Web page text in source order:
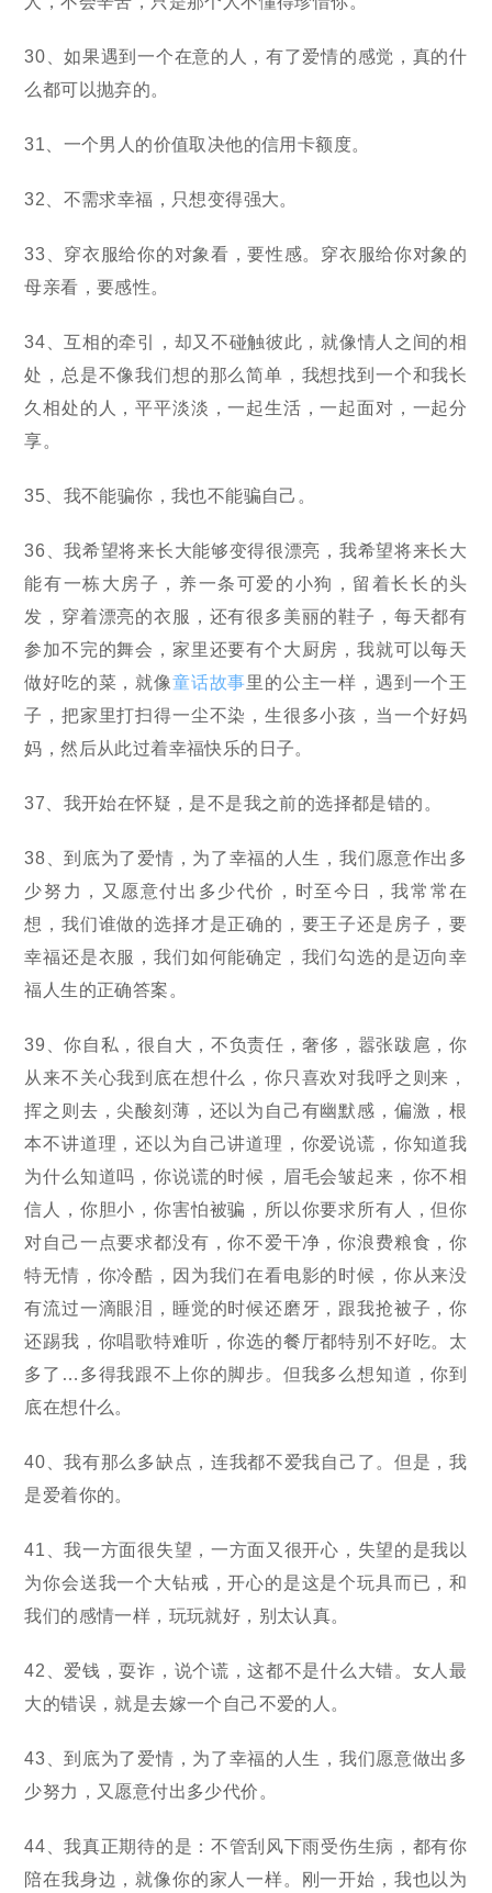
30、如果遇到一个在意的人，有了爱情的感觉，真的什
么都可以抛弃的。
31、一个男人的价值取决他的信用卡额度。
32、不需求幸福，只想变得强大。
33、穿衣服给你的对象看，要性感。穿衣服给你对象的
母亲看，要感性。
34、互相的牵引，却又不碰触彼此，就像情人之间的相
处，总是不像我们想的那么简单，我想找到一个和我长
久相处的人，平平淡淡，一起生活，一起面对，一起分
享。
35、我不能骗你，我也不能骗自己。
36、我希望将来长大能够变得很漂亮，我希望将来长大
能有一栋大房子，养一条可爱的小狗，留着长长的头
发，穿着漂亮的衣服，还有很多美丽的鞋子，每天都有
参加不完的舞会，家里还要有个大厨房，我就可以每天
做好吃的菜，就像童话故事里的公主一样，遇到一个王
子，把家里打扫得一尘不染，生很多小孩，当一个好妈
妈，然后从此过着幸福快乐的日子。
37、我开始在怀疑，是不是我之前的选择都是错的。
38、到底为了爱情，为了幸福的人生，我们愿意作出多
少努力，又愿意付出多少代价，时至今日，我常常在
想，我们谁做的选择才是正确的，要王子还是房子，要
幸福还是衣服，我们如何能确定，我们勾选的是迈向幸
福人生的正确答案。
39、你自私，很自大，不负责任，奢侈，嚣张跋扈，你
从来不关心我到底在想什么，你只喜欢对我呼之则来，
挥之则去，尖酸刻薄，还以为自己有幽默感，偏激，根
本不讲道理，还以为自己讲道理，你爱说谎，你知道我
为什么知道吗，你说谎的时候，眉毛会皱起来，你不相
信人，你胆小，你害怕被骗，所以你要求所有人，但你
对自己一点要求都没有，你不爱干净，你浪费粮食，你
特无情，你冷酷，因为我们在看电影的时候，你从来没
有流过一滴眼泪，睡觉的时候还磨牙，跟我抢被子，你
还踢我，你唱歌特难听，你选的餐厅都特别不好吃。太
多了…多得我跟不上你的脚步。但我多么想知道，你到
底在想什么。
40、我有那么多缺点，连我都不爱我自己了。但是，我
是爱着你的。
41、我一方面很失望，一方面又很开心，失望的是我以
为你会送我一个大钻戒，开心的是这是个玩具而已，和
我们的感情一样，玩玩就好，别太认真。
42、爱钱，耍诈，说个谎，这都不是什么大错。女人最
大的错误，就是去嫁一个自己不爱的人。
43、到底为了爱情，为了幸福的人生，我们愿意做出多
少努力，又愿意付出多少代价。
44、我真正期待的是：不管刮风下雨受伤生病，都有你
陪在我身边，就像你的家人一样。刚一开始，我也以为